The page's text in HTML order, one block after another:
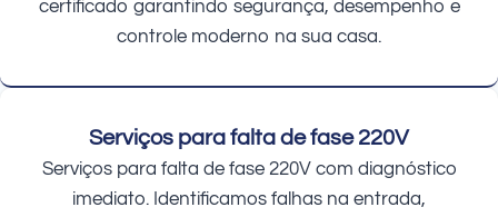
certificado garantindo segurança, desempenho e
controle moderno na sua casa.
Serviços para falta de fase 220V
Serviços para falta de fase 220V com diagnóstico
imediato. Identificamos falhas na entrada,